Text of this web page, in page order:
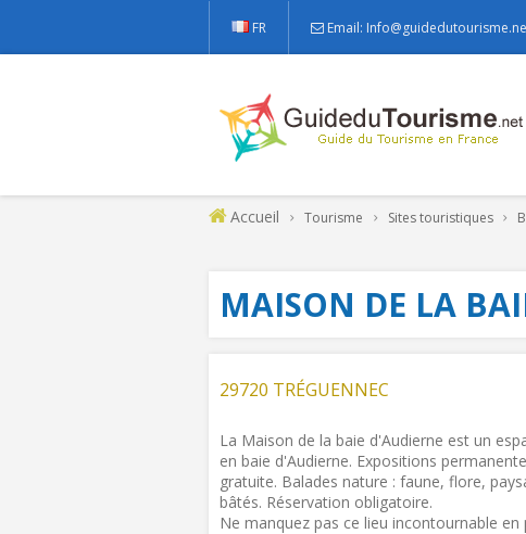
FR Email:
Accueil Tourisme Sites touristiques
MAISON DE LA
29720 TRÉGUENNEC
La Maison de la baie d'Audierne est un
en baie d'Audierne. Expositions
gratuite. Balades nature : faune, flore,
bâtés. Réservation obligatoire.
Ne manquez pas ce lieu incontournable